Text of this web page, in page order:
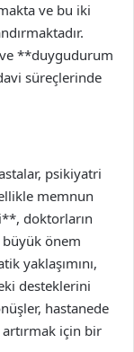
ve bu iki
**duygudurum
süreçlerinde
psikiyatri
memnun
doktorların
büyük önem
yaklaşımını,
desteklerini
hastanede
için bir